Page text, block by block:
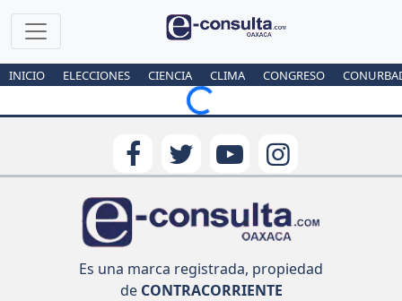
INICIO ELECCIONES CIENCIA CLIMA CONGRESO
Loading...
Es una marca registrada, propiedad
deCONTRACORRIENTE